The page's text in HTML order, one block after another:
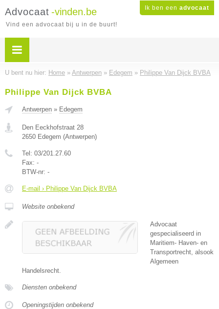
Ik ben een advocaat
Advocaat -vinden.be
Vind een advocaat bij u in de buurt!
U bent nu hier: Home » Antwerpen » Edegem » Philippe Van Dijck BVBA
Philippe Van Dijck BVBA
Antwerpen » Edegem
Den Eeckhofstraat 28
2650 Edegem (Antwerpen)
Tel: 03/201.27.60
Fax: -
BTW-nr: -
E-mail › Philippe Van Dijck BVBA
Website onbekend
Advocaat
gespecialiseerd in
Maritiem- Haven- en
Transportrecht, alsook
Algemeen
Handelsrecht.
Diensten onbekend
Openingstijden onbekend